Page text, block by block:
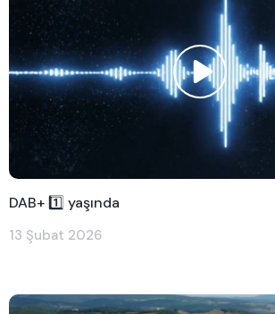
DAB+ 1️⃣ yaşında
13 Şubat 2026